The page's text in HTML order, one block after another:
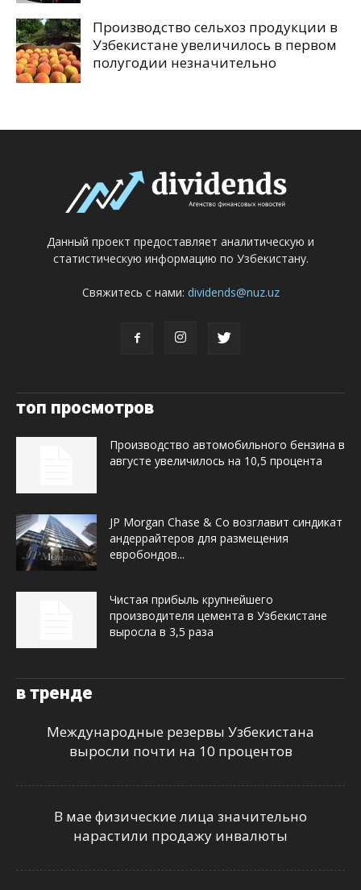
Производство сельхоз продукции в
Узбекистане увеличилось в первом
полугодии незначительно
Данный проект предоставляет аналитическую и
статистическую информацию по Узбекистану.
Свяжитесь с нами: dividends@nuz.uz
топ просмотров
Производство автомобильного бензина в
августе увеличилось на 10,5 процента
JP Morgan Chase & Co возглавит синдикат
андеррайтеров для размещения
евробондов...
Чистая прибыль крупнейшего
производителя цемента в Узбекистане
выросла в 3,5 раза
в тренде
Международные резервы Узбекистана
выросли почти на 10 процентов
В мае физические лица значительно
нарастили продажу инвалюты